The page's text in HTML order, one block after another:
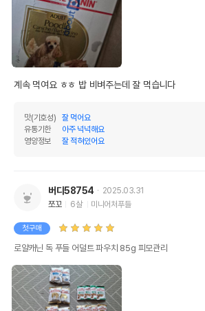
계속 먹여요 ㅎㅎ 밥 비벼주는데 잘 먹습니다
맛(기호성)
잘 먹어요
유통기한
아주 넉넉해요
영양정보
잘 적혀있어요
버디58754
2025.03.31
쪼꼬
6살 미니어처푸들
첫구매
로얄캐닌 독 푸들 어덜트 파우치 85g 피모관리